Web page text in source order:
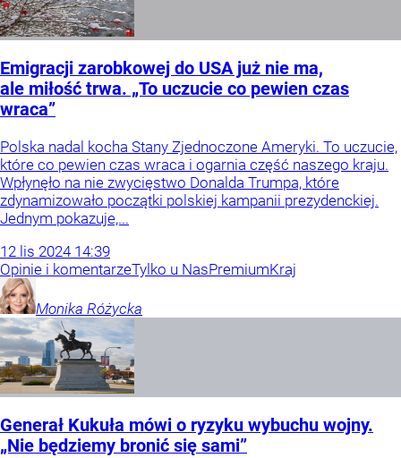
Emigracji zarobkowej do USA już nie ma,
ale miłość trwa. „To uczucie co pewien czas
wraca”
Polska nadal kocha Stany Zjednoczone Ameryki. To uczucie,
które co pewien czas wraca i ogarnia część naszego kraju.
Wpłynęło na nie zwycięstwo Donalda Trumpa, które
zdynamizowało początki polskiej kampanii prezydenckiej.
Jednym pokazuje,...
12 lis 2024 14:39
Opinie i komentarzeTylko u NasPremiumKraj
Monika Różycka
Generał Kukuła mówi o ryzyku wybuchu wojny.
„Nie będziemy bronić się sami”